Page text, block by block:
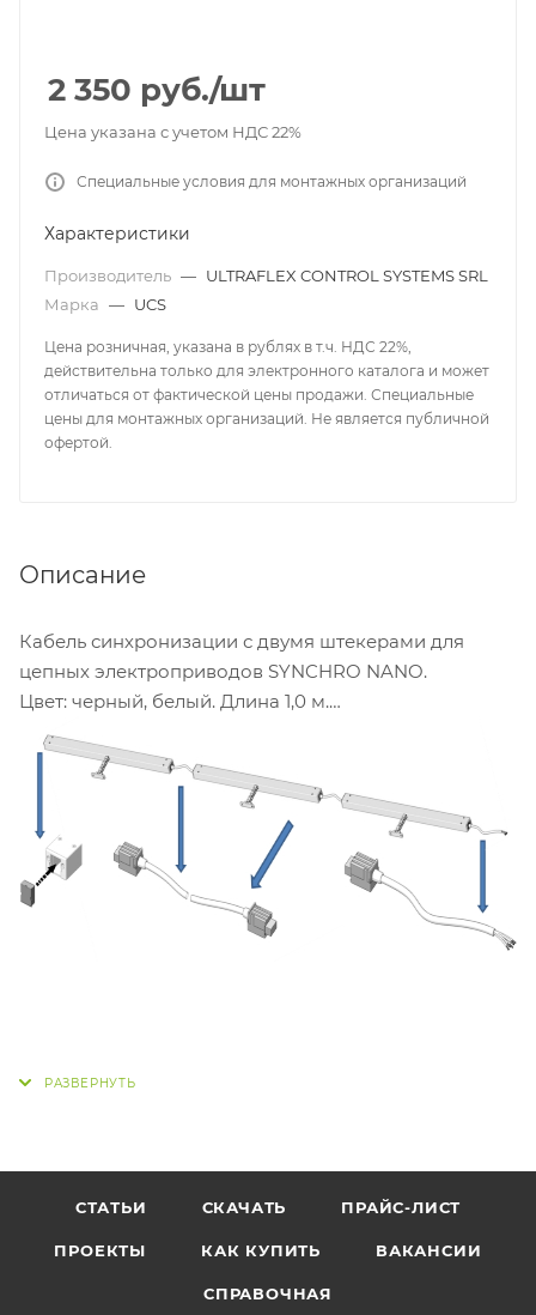
2 350 руб./шт
Цена указана с учетом НДС 22%
Специальные условия для монтажных организаций
Характеристики
Производитель — ULTRAFLEX CONTROL SYSTEMS SRL
Марка — UCS
Цена розничная, указана в рублях в т.ч. НДС 22%,
действительна только для электронного каталога и может
отличаться от фактической цены продажи. Специальные
цены для монтажных организаций. Не является публичной
офертой.
Описание
Кабель синхронизации с двумя штекерами для
цепных электроприводов SYNCHRO NANO.
Цвет: черный, белый. Длина 1,0 м.
СТАТЬИ СКАЧАТЬ ПРАЙС-ЛИСТ
ПРОЕКТЫ КАК КУПИТЬ ВАКАНСИИ
СПРАВОЧНАЯ